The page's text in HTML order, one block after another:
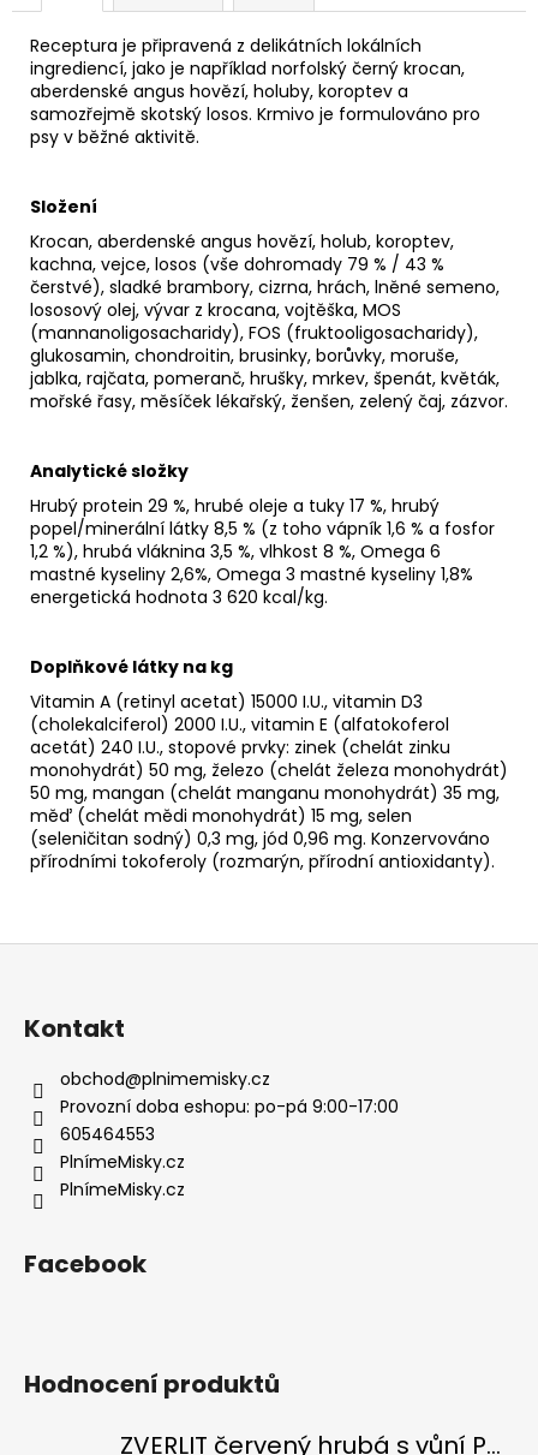
Receptura je připravená z delikátních lokálních
ingrediencí, jako je například norfolský černý krocan,
aberdenské angus hovězí, holuby, koroptev a
samozřejmě skotský losos. Krmivo je formulováno pro
psy v běžné aktivitě.
Složení
Krocan, aberdenské angus hovězí, holub, koroptev,
kachna, vejce, losos (vše dohromady 79 % / 43 %
čerstvé), sladké brambory, cizrna, hrách, lněné semeno,
lososový olej, vývar z krocana, vojtěška, MOS
(mannanoligosacharidy), FOS (fruktooligosacharidy),
glukosamin, chondroitin, brusinky, borůvky, moruše,
jablka, rajčata, pomeranč, hrušky, mrkev, špenát, květák,
mořské řasy, měsíček lékařský, ženšen, zelený čaj, zázvor.
Analytické složky
Hrubý protein 29 %, hrubé oleje a tuky 17 %, hrubý
popel/minerální látky 8,5 % (z toho vápník 1,6 % a fosfor
1,2 %), hrubá vláknina 3,5 %, vlhkost 8 %, Omega 6
mastné kyseliny 2,6%, Omega 3 mastné kyseliny 1,8%
energetická hodnota 3 620 kcal/kg.
Doplňkové látky na kg
Vitamin A (retinyl acetat) 15000 I.U., vitamin D3
(cholekalciferol) 2000 I.U., vitamin E (alfatokoferol
acetát) 240 I.U., stopové prvky: zinek (chelát zinku
monohydrát) 50 mg, železo (chelát železa monohydrát)
50 mg, mangan (chelát manganu monohydrát) 35 mg,
měď (chelát mědi monohydrát) 15 mg, selen
(seleničitan sodný) 0,3 mg, jód 0,96 mg. Konzervováno
přírodními tokoferoly (rozmarýn, přírodní antioxidanty).
Z
Kontakt
obchod@plnimemisky.cz
Provozní doba eshopu: po-pá 9:00-17:00
605464553
PlnímeMisky.cz
PlnímeMisky.cz
Facebook
Hodnocení produktů
ZVERLIT červený hrubá s vůní Podestýlka kočka 10kg